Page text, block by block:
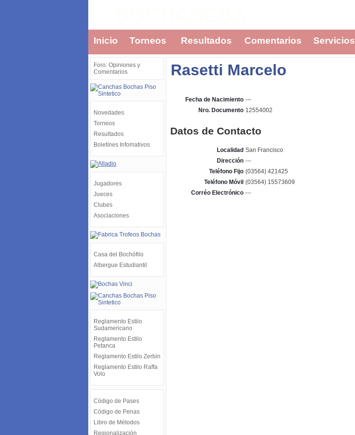
Inicio Torneos Resultados Comentarios Servicios
Foro: Opiniones y
Comentarios
Novedades
Torneos
Resultados
Boletínes Infomativos
Jugadores
Jueces
Clubes
Asociaciones
Casa del Bochófilo
Albergue Estudiantil
Reglamento Estilo
Sudamericano
Reglamento Estilo
Petanca
Reglamento Estilo Zerbin
Reglamento Estilo Raffa
Volo
Código de Pases
Código de Penas
Libro de Métodos
Regionalización
Rasetti Marcelo
Fecha de Nacimiento ---
Nro. Documento 12554002
Datos de Contacto
Localidad San Francisco
Dirección ---
Teléfono Fijo (03564) 421425
Teléfono Móvil (03564) 15573609
Corréo Electrónico ---